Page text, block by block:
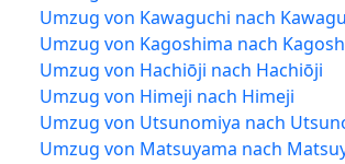
Umzug von Kawaguchi nach
Umzug von Kagoshima nach
Umzug von Hachiōji nach Hachiōji
Umzug von Himeji nach Himeji
Umzug von Utsunomiya nach
Umzug von Matsuyama nach